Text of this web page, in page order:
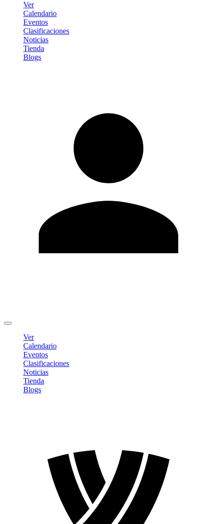
Ver
Calendario
Eventos
Clasificaciones
Noticias
Tienda
Blogs
Ver
Calendario
Eventos
Clasificaciones
Noticias
Tienda
Blogs